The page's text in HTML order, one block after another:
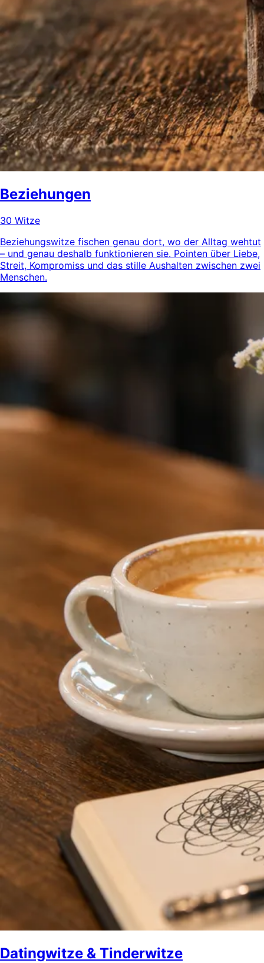
Beziehungen
30 Witze
Beziehungswitze fischen genau dort, wo der Alltag wehtut
– und genau deshalb funktionieren sie. Pointen über Liebe,
Streit, Kompromiss und das stille Aushalten zwischen zwei
Menschen.
Datingwitze & Tinderwitze